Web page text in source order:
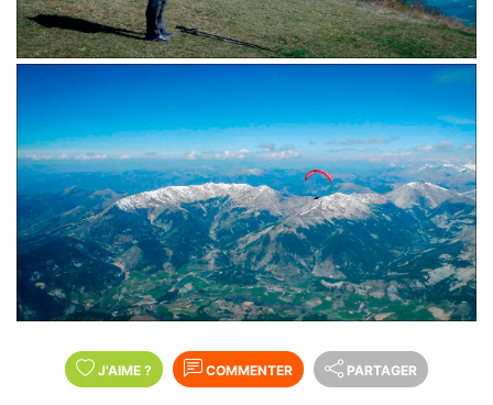
J'AIME ? COMMENTER PARTAGER